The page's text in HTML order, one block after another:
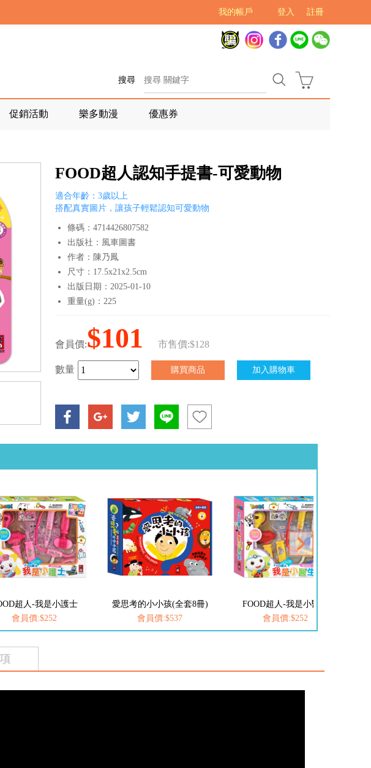
註冊
登入
我的帳戶
搜尋
促銷活動 樂多動漫 優惠券
FOOD超人認知手提書-可愛動物
適合年齡：3歲以上
搭配真實圖片，讓孩子輕鬆認知可愛動物
條碼：4714426807582
出版社：風車圖書
作者：陳乃鳳
尺寸：17.5x21x2.5cm
出版日期：2025-01-10
重量(g)：225
會員價:$101 市售價:$128
數量
超人-我是小護士
會員價:$252
愛思考的小小孩(全套8冊)
會員價:$537
FOOD超人-我是小醫生
會員價:$252